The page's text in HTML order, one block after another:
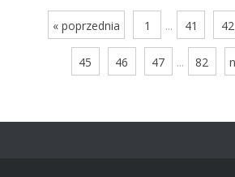
« poprzednia 1 ... 41 42
45 46 47 ... 82